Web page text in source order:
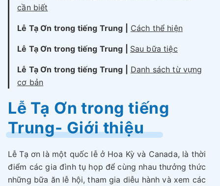
cần biết
Lễ Tạ Ơn trong tiếng Trung Cách thể hiện
Lễ Tạ Ơn trong tiếng Trung Sau bữa tiệc
Lễ Tạ Ơn trong tiếng Trung
Danh sách từ vựng
cơ bản
Lễ Tạ Ơn trong tiếng
Trung- Giới thiệu
Lễ Tạ ơn là một quốc lễ ở Hoa Kỳ và Canada, là thời
điểm các gia đình tụ họp để cùng nhau thưởng thức
những bữa ăn lễ hội, tham gia diễu hành và xem các